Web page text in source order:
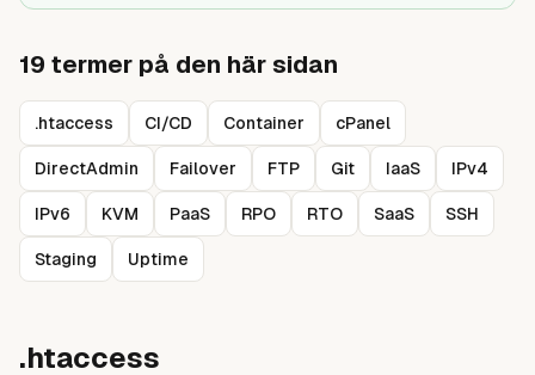
19 termer på den här sidan
.htaccess CI/CD Container cPanel
DirectAdmin Failover FTP Git IaaS IPv4
IPv6 KVM PaaS RPO RTO SaaS SSH
Staging Uptime
.htaccess